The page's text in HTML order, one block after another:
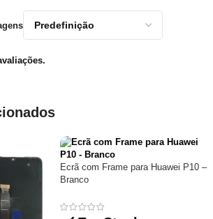
Ecrã com Frame para Huawei P10 –
Branco